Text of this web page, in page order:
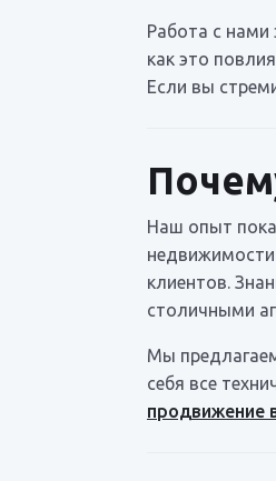
Работа с нами
как это
Если вы
Наш опыт
недвижимости
клиентов.
столичными
Мы
себя все
продвижение